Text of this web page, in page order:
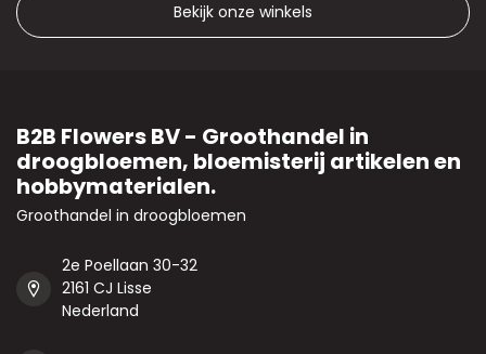
Bekijk onze winkels
B2B Flowers BV - Groothandel in
droogbloemen, bloemisterij artikelen en
hobbymaterialen.
Groothandel in droogbloemen
2e Poellaan 30-32
2161 CJ Lisse
Nederland